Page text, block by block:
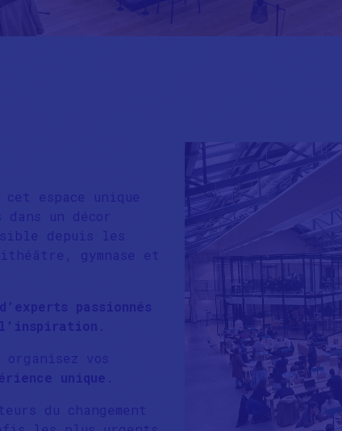
cet espace unique
un décor
depuis les
gymnase et
passionnés
.
vos
unique .
du changement